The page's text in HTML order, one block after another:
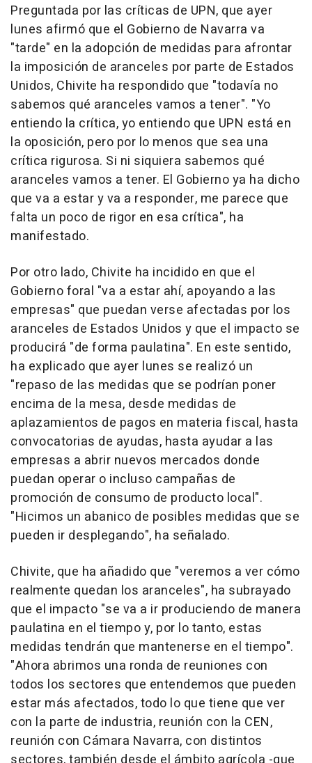
Preguntada por las críticas de UPN, que ayer
lunes afirmó que el Gobierno de Navarra va
"tarde" en la adopción de medidas para afrontar
la imposición de aranceles por parte de Estados
Unidos, Chivite ha respondido que "todavía no
sabemos qué aranceles vamos a tener". "Yo
entiendo la crítica, yo entiendo que UPN está en
la oposición, pero por lo menos que sea una
crítica rigurosa. Si ni siquiera sabemos qué
aranceles vamos a tener. El Gobierno ya ha dicho
que va a estar y va a responder, me parece que
falta un poco de rigor en esa crítica", ha
manifestado.
Por otro lado, Chivite ha incidido en que el
Gobierno foral "va a estar ahí, apoyando a las
empresas" que puedan verse afectadas por los
aranceles de Estados Unidos y que el impacto se
producirá "de forma paulatina". En este sentido,
ha explicado que ayer lunes se realizó un
"repaso de las medidas que se podrían poner
encima de la mesa, desde medidas de
aplazamientos de pagos en materia fiscal, hasta
convocatorias de ayudas, hasta ayudar a las
empresas a abrir nuevos mercados donde
puedan operar o incluso campañas de
promoción de consumo de producto local".
"Hicimos un abanico de posibles medidas que se
pueden ir desplegando", ha señalado.
Chivite, que ha añadido que "veremos a ver cómo
realmente quedan los aranceles", ha subrayado
que el impacto "se va a ir produciendo de manera
paulatina en el tiempo y, por lo tanto, estas
medidas tendrán que mantenerse en el tiempo".
"Ahora abrimos una ronda de reuniones con
todos los sectores que entendemos que pueden
estar más afectados, todo lo que tiene que ver
con la parte de industria, reunión con la CEN,
reunión con Cámara Navarra, con distintos